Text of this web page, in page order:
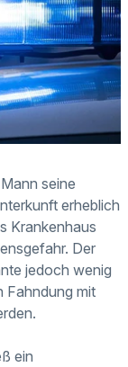
seine
erheblich
Krankenhaus
Der
jedoch wenig
Fahndung mit
ein